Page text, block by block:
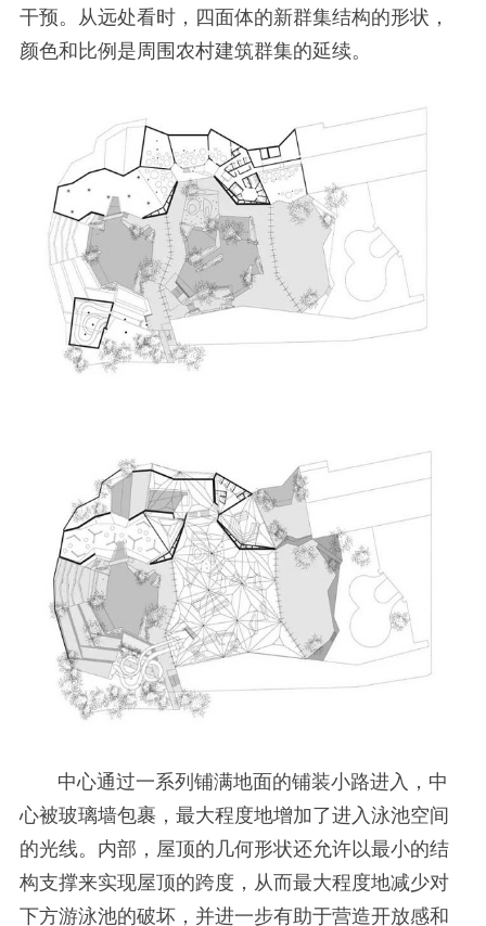
干预。从远处看时，四面体的新群集结构的形状，
颜色和比例是周围农村建筑群集的延续。
中心通过一系列铺满地面的铺装小路进入，中
心被玻璃墙包裹，最大程度地增加了进入泳池空间
的光线。内部，屋顶的几何形状还允许以最小的结
构支撑来实现屋顶的跨度，从而最大程度地减少对
下方游泳池的破坏，并进一步有助于营造开放感和